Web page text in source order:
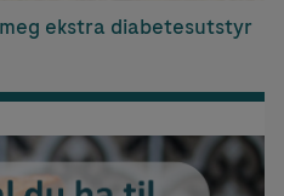
ekstra diabetesutstyr